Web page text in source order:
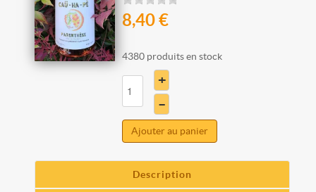
8,40 €
4380 produits en stock
+
–
Ajouter au panier
Description